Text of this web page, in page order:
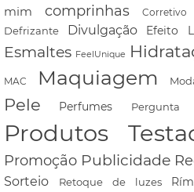
mim
comprinhas Corretivo
Defrizante Divulgação Efeito
Esmaltes FeelUnique
MAC Maquiagem
Pele Perfumes
Produtos
Promoção Publicidade
Sorteio
Retoque de luzes